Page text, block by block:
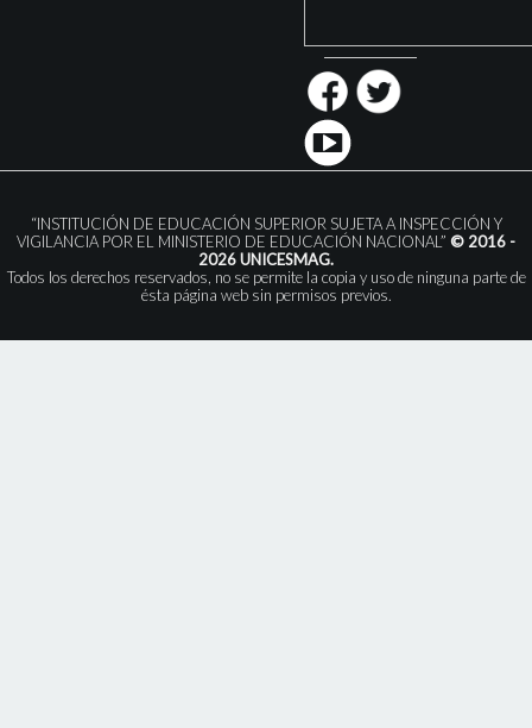
“INSTITUCIÓN DE EDUCACIÓN SUPERIOR SUJETA A INSPECCIÓN Y
VIGILANCIA POR EL MINISTERIO DE EDUCACIÓN NACIONAL” © 2016 -
2026 UNICESMAG.
Todos los derechos reservados, no se permite la copia y uso de ninguna parte de
ésta página web sin permisos previos.